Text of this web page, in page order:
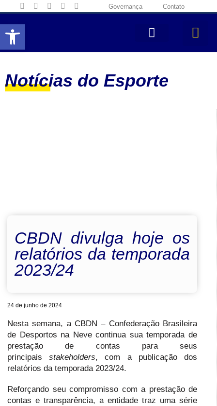
Abrir a barra de ferramentas
Governança Contato
Notícias do Esporte
CBDN divulga hoje os
relatórios da temporada
2023/24
24 de junho de 2024
Nesta semana, a CBDN – Confederação Brasileira
de Desportos na Neve continua sua temporada de
prestação de contas para seus
principaisstakeholders, com a publicação dos
relatórios da temporada 2023/24.
Reforçando seu compromisso com a prestação de
contas e transparência, a entidade traz uma série